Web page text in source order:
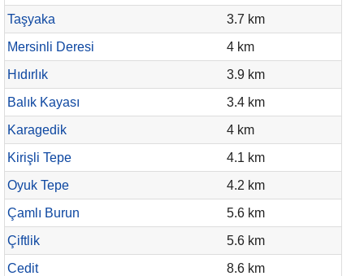
Taşyaka
3.7 km
Mersinli Deresi
4 km
Hıdırlık
3.9 km
Balık Kayası
3.4 km
Karagedik
4 km
Kirişli Tepe
4.1 km
Oyuk Tepe
4.2 km
Çamlı Burun
5.6 km
Çiftlik
5.6 km
Cedit
8.6 km